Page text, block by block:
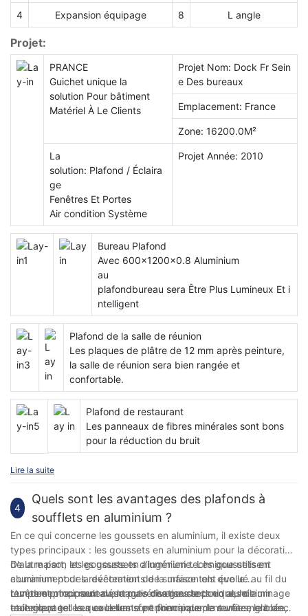
Le panneau solide en aluminium perforé de la marque de
matériaux de construction PRANCE, dont la taille et la forme
peuvent être personnalisées, peut répondre aux besoins en
matériaux de construction de divers projets d'ingénierie. De
l’analyse des dessins à la production de produits finis, nous
disposons d’une équipe de conception et de production
professionnelle pour répondre aux besoins des clients.
Bienvenue pour vous renseigner sur le prix des panneaux en
aluminium perforés sur mesure, nous sommes le meilleur choix
fabricant de panneaux pleins en aluminium
4 Expansion équipage 8 L angle
Projet:
PRANCE
Guichet unique la
solution Pour bâtiment
Matériel À Le Clients
Projet Nom: Dock Fr Sein
e Des bureaux
Emplacement: France
Zone: 16200.0M²
La
solution: Plafond / Éclaira
ge
Fenêtres Et Portes
Air condition Système
Projet Année: 2010
Bureau Plafond
Avec 600x1200x0.8 Aluminium
au
plafondbureau sera Être Plus Lumineux Et i
ntelligent
Plafond de la salle de réunion
Les plaques de plâtre de 12 mm après peinture,
la salle de réunion sera bien rangée et
confortable.
Plafond de restaurant
Les panneaux de fibres minérales sont bons
pour la réduction du bruit
Lire la suite
4
Quels sont les avantages des plafonds à
soufflets en aluminium ?
En ce qui concerne les goussets en aluminium, il existe deux
types principaux : les goussets en aluminium pour la décoration
de la maison et les goussets d'ingénierie. Les goussets en
aluminium pour la décoration de la maison ont évolué au fil du
temps et proposent désormais diverses techniques de
traitement telles que le transfert thermique, la surface glacée,
D'autre part, les goussets en aluminium technique utilisent
couramment des revêtements de surface tels que le
revêtement au rouleau, la pulvérisation de poudre, le laminage
et le glaçage. Les couleurs sont principalement unies, le blanc
L’un des principaux avantages des goussets en aluminium
technique est leur excellente performance de revêtement de